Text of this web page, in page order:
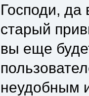
Господи, да
старый
вы еще
неудобным